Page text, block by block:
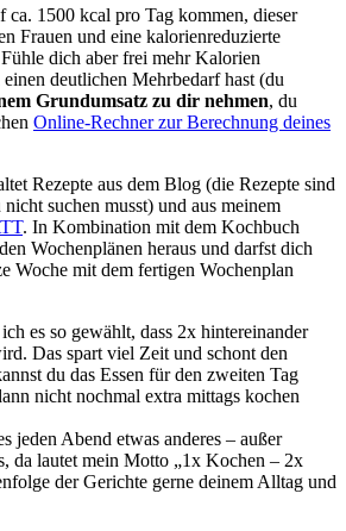
ca. 1500 kcal pro Tag kommen, dieser
Frauen und eine kalorienreduzierte
dich aber frei mehr Kalorien
deutlichen Mehrbedarf hast (du
Grundumsatz zu dir nehmen, du
Online-Rechner zur Berechnung deines
Rezepte aus dem Blog (die Rezepte sind
suchen musst) und aus meinem
. In Kombination mit dem Kochbuch
Wochenplänen heraus und darfst dich
Woche mit dem fertigen Wochenplan
es so gewählt, dass 2x hintereinander
Das spart viel Zeit und schont den
du das Essen für den zweiten Tag
nicht nochmal extra mittags kochen
jeden Abend etwas anderes – außer
da lautet mein Motto „1x Kochen – 2x
der Gerichte gerne deinem Alltag und